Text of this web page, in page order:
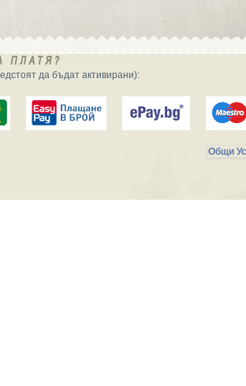
да бъдат активирани):
Общи